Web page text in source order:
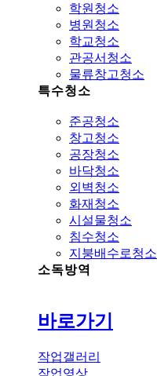
학원청소
병원청소
학교청소
관공서청소
물류창고청소
특수청소
준공청소
창고청소
공장청소
바닥청소
외벽청소
화재청소
시설물청소
침수청소
지붕배수로청소
소독방역
바로가기
작업갤러리
작업영상